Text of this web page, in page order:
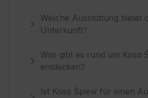
Welche Ausstattung bietet
Unterkunft?
Was gibt es rund um Kosa
entdecken?
Ist Kosa Śpiew für einen